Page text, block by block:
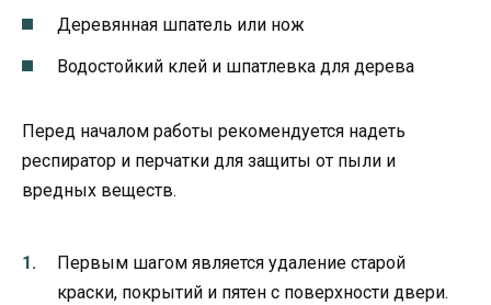
Деревянная шпатель или нож
Водостойкий клей и шпатлевка для дерева
Перед началом работы рекомендуется надеть
респиратор и перчатки для защиты от пыли и
вредных веществ.
Первым шагом является удаление старой
краски, покрытий и пятен с поверхности двери.